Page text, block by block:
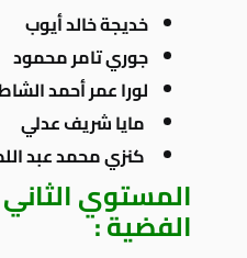
خديجة خالد أيوب
جوري تامر محمود
لورا عمر أحمد
مايا شريف عدلي
كنزي محمد عبد
المستوي الثاني
الفضية :